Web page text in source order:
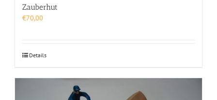
Zauberhut
€70,00
Details